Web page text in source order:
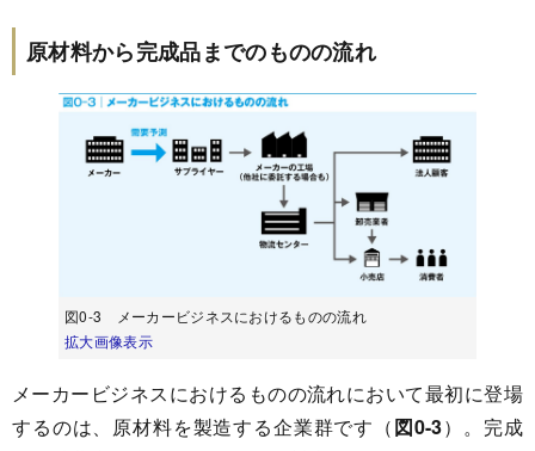
原材料から完成品までのものの流れ
図0-3 メーカービジネスにおけるものの流れ
拡大画像表示
メーカービジネスにおけるものの流れにおいて最初に登場
するのは、原材料を製造する企業群です（図0-3）。完成